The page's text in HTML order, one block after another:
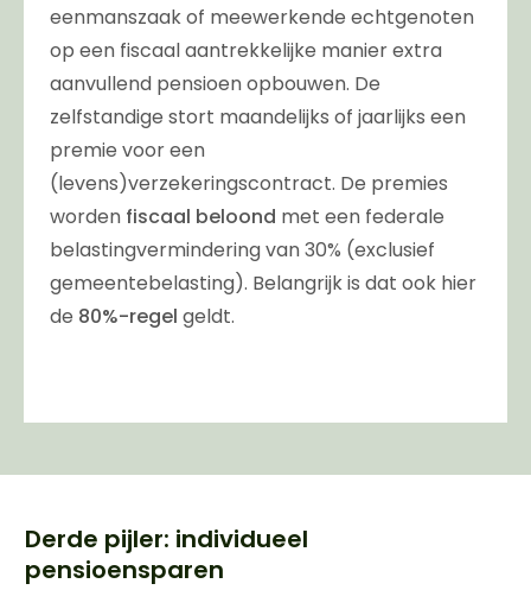
eenmanszaak of meewerkende echtgenoten
op een fiscaal aantrekkelijke manier extra
aanvullend pensioen opbouwen. De
zelfstandige stort maandelijks of jaarlijks een
premie voor een
(levens)verzekeringscontract. De premies
worden fiscaal beloond met een federale
belastingvermindering van 30% (exclusief
gemeentebelasting). Belangrijk is dat ook hier
de 80%-regel geldt.
Derde pijler: individueel
pensioensparen